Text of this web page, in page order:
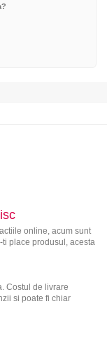
online, acum sunt
place produsul, acesta
Costul de livrare
si poate fi chiar